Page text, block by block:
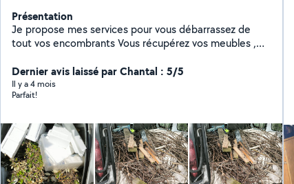
Présentation
Je propose mes services pour vous débarrassez de
tout vos encombrants Vous récupérez vos meubles ,
tout type de manutention lors de vos déménagement
Je loue une shampouineuse injecteur extracteur Je
nettoie vos canapé,matelas,tapis
Dernier avis laissé par Chantal : 5/5
Il y a 4 mois
Parfait!